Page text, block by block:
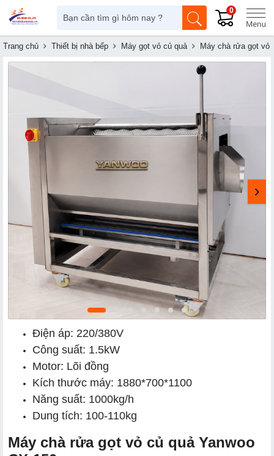
0
Trang chủ Thiết bị nhà bếp Máy gọt vỏ củ quả Máy chà rửa gọt vỏ
Điện áp: 220/380V
Công suất: 1.5kW
Motor: Lõi đồng
Kích thước máy: 1880*700*1100
Năng suất: 1000kg/h
Dung tích: 100-110kg
Máy chà rửa gọt vỏ củ quả Yanwoo